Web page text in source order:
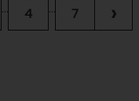
... 4 ... 7 ›